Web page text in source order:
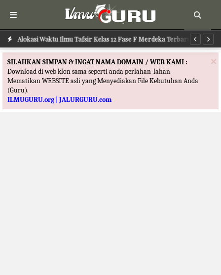
Alokasi Waktu Ilmu Tafsir Kelas 12 Fase F Merdeka Terbaru
×
SILAHKAN SIMPAN & INGAT NAMA DOMAIN / WEB KAMI :
Download di web klon sama seperti anda perlahan-lahan
Mematikan WEBSITE asli yang Menyediakan File Kebutuhan Anda
(Guru).
ILMUGURU.org | JALURGURU.com